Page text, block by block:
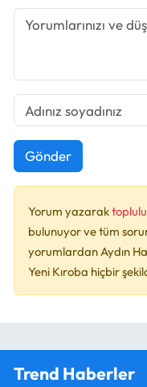
Gönder
Yorum yazarak
bulunuyor ve tüm
yorumlardan Aydın
Yeni Kıroba hiçbir
Trend Haberler